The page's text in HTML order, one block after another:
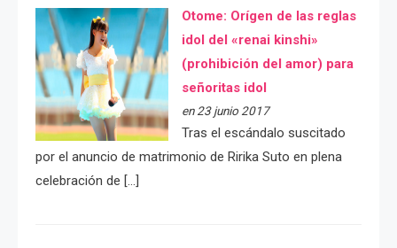
Otome: Orígen de las reglas
idol del «renai kinshi»
(prohibición del amor) para
señoritas idol
en 23 junio 2017
Tras el escándalo suscitado
por el anuncio de matrimonio de Ririka Suto en plena
celebración de […]